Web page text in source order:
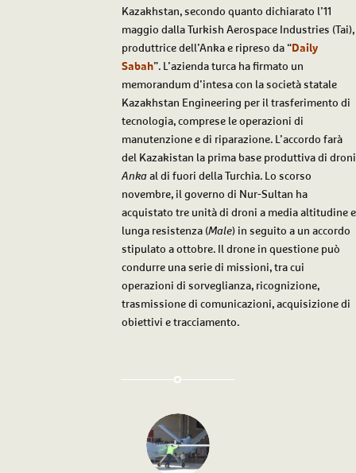
Kazakhstan, secondo quanto dichiarato l’11
maggio dalla Turkish Aerospace Industries (Tai),
produttrice dell’Anka e ripreso da “Daily
Sabah”. L’azienda turca ha firmato un
memorandum d’intesa con la società statale
Kazakhstan Engineering per il trasferimento di
tecnologia, comprese le operazioni di
manutenzione e di riparazione. L’accordo farà
del Kazakistan la prima base produttiva di droni
Anka al di fuori della Turchia. Lo scorso
novembre, il governo di Nur-Sultan ha
acquistato tre unità di droni a media altitudine e
lunga resistenza (Male) in seguito a un accordo
stipulato a ottobre. Il drone in questione può
condurre una serie di missioni, tra cui
operazioni di sorveglianza, ricognizione,
trasmissione di comunicazioni, acquisizione di
obiettivi e tracciamento.